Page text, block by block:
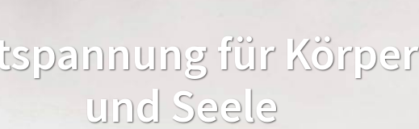
für Körper
und Seele